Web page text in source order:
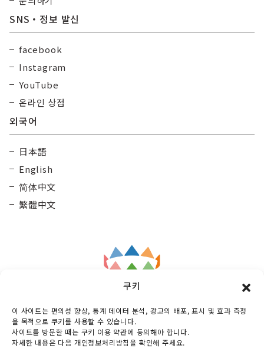
쿠키
이 사이트는 편의성 향상, 통계 데이터 분석, 광고의 배포, 표시 및 효과 측정
을 목적으로 쿠키를 사용할 수 있습니다.
사이트를 방문할 때는 쿠키 이용 약관에 동의해야 합니다.
자세한 내용은 다음 개인정보처리방침을 확인해 주세요.
SNS・정보 발신
facebook
Instagram
YouTube
온라인 상점
외국어
日本語
English
简体中文
繁體中文
Kamui Mintara DMO
Maruunhall 3rd floor, 10-3-2 Miyashitadoori,
Asahikawa-shi, Hokkaido, 070-0030, Japan